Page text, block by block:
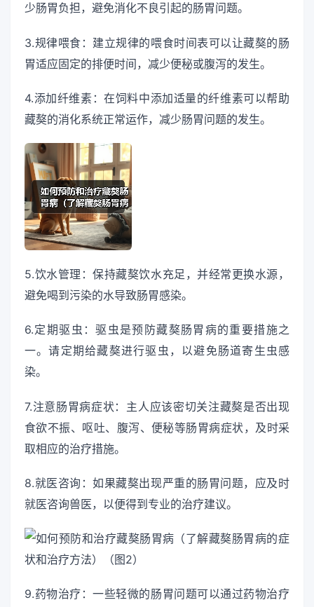
少肠胃负担，避免消化不良引起的肠胃问题。
3.规律喂食：建立规律的喂食时间表可以让藏獒的肠
胃适应固定的排便时间，减少便秘或腹泻的发生。
4.添加纤维素：在饲料中添加适量的纤维素可以帮助
藏獒的消化系统正常运作，减少肠胃问题的发生。
5.饮水管理：保持藏獒饮水充足，并经常更换水源，
避免喝到污染的水导致肠胃感染。
6.定期驱虫：驱虫是预防藏獒肠胃病的重要措施之
一。请定期给藏獒进行驱虫，以避免肠道寄生虫感
染。
7.注意肠胃病症状：主人应该密切关注藏獒是否出现
食欲不振、呕吐、腹泻、便秘等肠胃病症状，及时采
取相应的治疗措施。
8.就医咨询：如果藏獒出现严重的肠胃问题，应及时
就医咨询兽医，以便得到专业的治疗建议。
9.药物治疗：一些轻微的肠胃问题可以通过药物治疗